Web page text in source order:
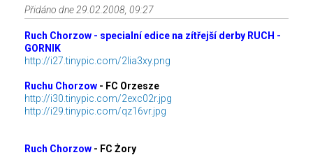
Přidáno dne 29.02.2008, 09:27
Ruch Chorzow - specialní edice na zítřejší derby RUCH -
GORNIK
http://i27.tinypic.com/2lia3xy.png
Ruchu Chorzow - FC Orzesze
http://i30.tinypic.com/2exc02r.jpg
http://i29.tinypic.com/qz16vr.jpg
Ruch Chorzow - FC Żory